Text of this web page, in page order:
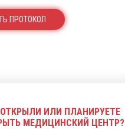
ПРОТОКОЛ
ИЛИ ПЛАНИРУЕТЕ
МЕДИЦИНСКИЙ ЦЕНТР?